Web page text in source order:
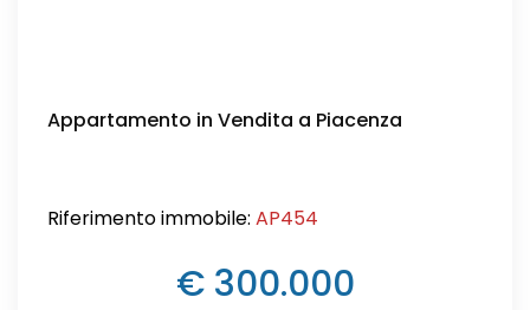
Appartamento in Vendita a Piacenza
Riferimento immobile: AP454
€ 300.000